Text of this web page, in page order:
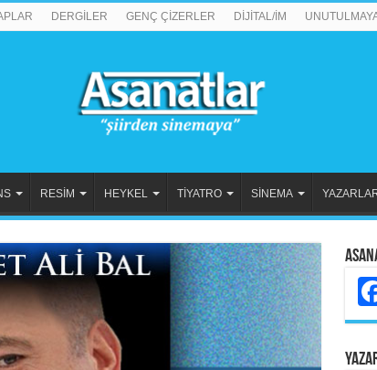
DERGİLER GENÇ ÇİZERLER DİJİTAL/İM
RESİM HEYKEL TİYATRO SİNEMA